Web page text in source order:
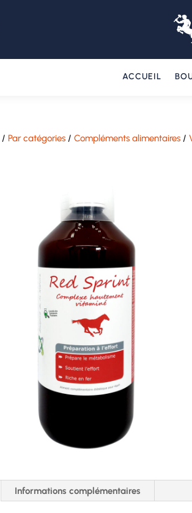
ACCUEIL
/ Par catégories /Compléments alimentaires /
Informations complémentaires